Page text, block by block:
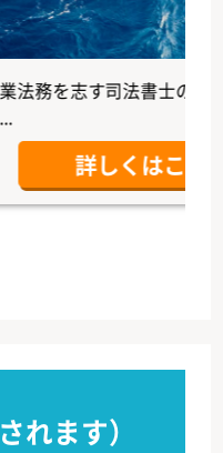
志す司法書士の未来を、
詳しくはこちら
れます）